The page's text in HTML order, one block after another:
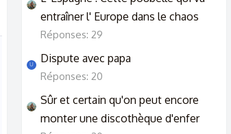
entraîner l' Europe dans le chaos
Réponses: 29
U Dispute avec papa
Réponses: 20
Sûr et certain qu'on peut encore
monter une discothèque d'enfer